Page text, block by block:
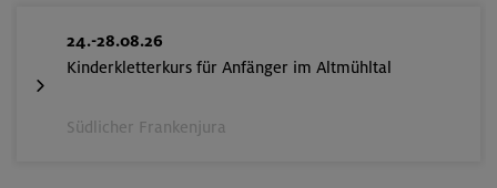
24.-28.08.26
Kinderkletterkurs für Anfänger im Altmühltal
Südlicher Frankenjura